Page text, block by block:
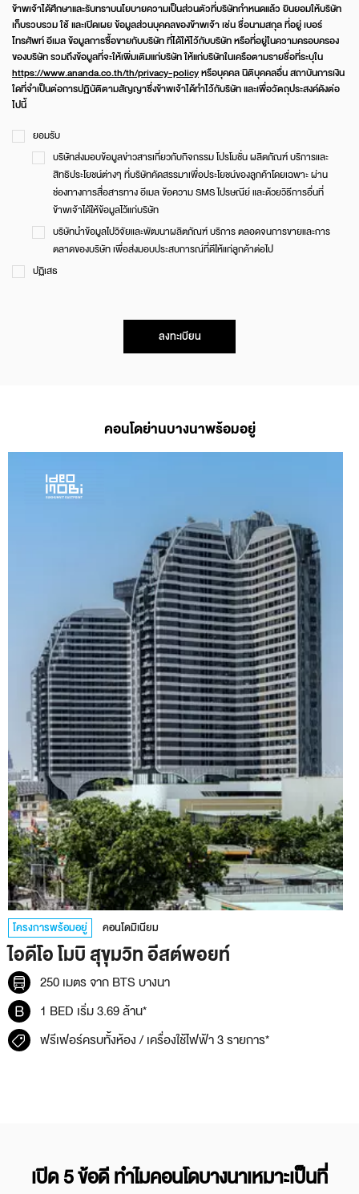
ข้าพเจ้าได้ศึกษาและรับทราบนโยบายความเป็นส่วนตัวที่บริษัทกำหนดแล้ว ยินยอมให้บริษัท
เก็บรวบรวม ใช้ และเปิดเผย ข้อมูลส่วนบุคคลของข้าพเจ้า เช่น ชื่อนามสกุล ที่อยู่ เบอร์
โทรศัพท์ อีเมล ข้อมูลการซื้อขายกับบริษัท ที่ได้ให้ไว้กับบริษัท หรือที่อยู่ในความครอบครอง
ของบริษัท รวมถึงข้อมูลที่จะให้เพิ่มเติมแก่บริษัท ให้แก่บริษัทในเครือตามรายชื่อที่ระบุใน
https://www.ananda.co.th/th/privacy-policyหรือบุคคล นิติบุคคลอื่น สถาบันการเงิน
ใดที่จำเป็นต่อการปฏิบัติตามสัญญาซึ่งข้าพเจ้าได้ทำไว้กับริษัท และเพื่อวัตถุประสงค์ดังต่อ
ไปนี้
ยอมรับ
บริษัทส่งมอบข้อมูลข่าวสารเกี่ยวกับกิจกรรม โปรโมชั่น ผลิตภัณฑ์ บริการและ
สิทธิประโยชน์ต่างๆ ที่บริษัทคัดสรรมาเพื่อประโยชน์ของลูกค้าโดยเฉพาะ ผ่าน
ช่องทางการสื่อสารทาง อีเมล ข้อความ SMS ไปรษณีย์ และด้วยวิธีการอื่นที่
ข้าพเจ้าได้ให้ข้อมูลไว้แก่บริษัท
บริษัทนำข้อมูลไปวิจัยและพัฒนาผลิตภัณฑ์ บริการ ตลอดจนการขายและการ
ตลาดของบริษัท เพื่อส่งมอบประสบการณ์ที่ดีให้แก่ลูกค้าต่อไป
ปฏิเสธ
ลงทะเบียน
คอนโดย่านบางนาพร้อมอยู่
โครงการพร้อมอยู่ คอนโดมิเนียม
ไอดีโอ โมบิ สุขุมวิท อีสต์พอยท์
250 เมตร จาก BTS บางนา
1 BED เริ่ม 3.69 ล้าน*
ฟรีเฟอร์ครบทั้งห้อง / เครื่องใช้ไฟฟ้า 3 รายการ*
เปิด 5 ข้อดี ทำไมคอนโดบางนาเหมาะเป็นที่